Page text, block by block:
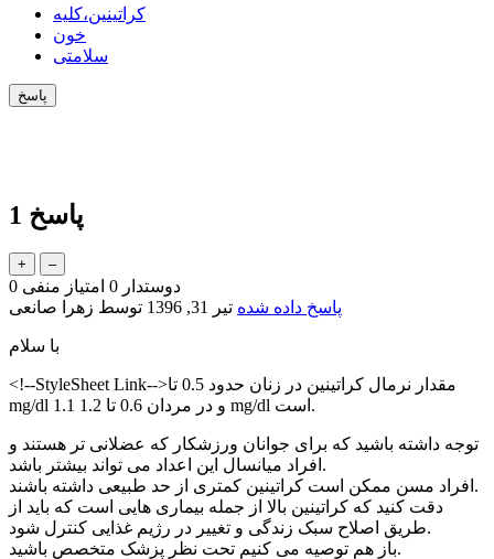
کراتینین،کلیه
خون
سلامتی
1 پاسخ
0 دوستدار 0 امتیاز منفی
پاسخ داده شده تیر 31, 1396 توسط زهرا صانعی
با سلام
<!--StyleSheet Link-->مقدار نرمال کراتینین در زنان حدود 0.5 تا
mg/dl 1.1 و در مردان 0.6 تا 1.2 mg/dl است.
توجه داشته باشید که برای جوانان ورزشکار که عضلانی تر هستند و
افراد میانسال این اعداد می تواند بیشتر باشد.
افراد مسن ممکن است کراتینین کمتری از حد طبیعی داشته باشند.
دقت کنید که کراتینین بالا از جمله بیماری هایی است که باید از
طریق اصلاح سبک زندگی و تغییر در رژیم غذایی کنترل شود.
باز هم توصیه می کنیم تحت نظر پزشک متخصص باشید.